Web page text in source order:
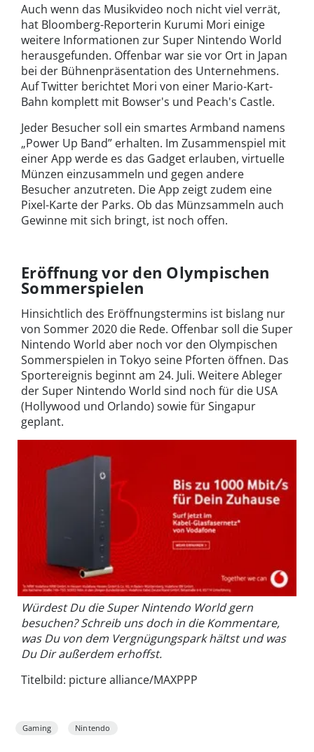
Auch wenn das Musikvideo noch nicht viel verrät,
hat Bloomberg-Reporterin Kurumi Mori einige
weitere Informationen zur Super Nintendo World
herausgefunden. Offenbar war sie vor Ort in Japan
bei der Bühnenpräsentation des Unternehmens.
Auf Twitter berichtet Mori von einer Mario-Kart-
Bahn komplett mit Bowser's und Peach's Castle.
Jeder Besucher soll ein smartes Armband namens
„Power Up Band” erhalten. Im Zusammenspiel mit
einer App werde es das Gadget erlauben, virtuelle
Münzen einzusammeln und gegen andere
Besucher anzutreten. Die App zeigt zudem eine
Pixel-Karte der Parks. Ob das Münzsammeln auch
Gewinne mit sich bringt, ist noch offen.
Eröffnung vor den Olympischen
Sommerspielen
Hinsichtlich des Eröffnungstermins ist bislang nur
von Sommer 2020 die Rede. Offenbar soll die Super
Nintendo World aber noch vor den Olympischen
Sommerspielen in Tokyo seine Pforten öffnen. Das
Sportereignis beginnt am 24. Juli. Weitere Ableger
der Super Nintendo World sind noch für die USA
(Hollywood und Orlando) sowie für Singapur
geplant.
Würdest Du die Super Nintendo World gern
besuchen? Schreib uns doch in die Kommentare,
was Du von dem Vergnügungspark hältst und was
Du Dir außerdem erhoffst.
Titelbild: picture alliance/MAXPPP
Gaming Nintendo